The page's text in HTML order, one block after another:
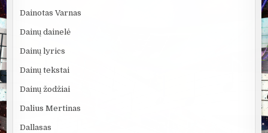
Dainotas Varnas
Dainų dainelė
Dainų lyrics
Dainų tekstai
Dainų žodžiai
Dalius Mertinas
Dallasas